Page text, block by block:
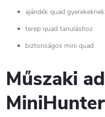
ajándék quad gyerekeknek
terep quad tanuláshoz
biztonságos mini quad
Műszaki